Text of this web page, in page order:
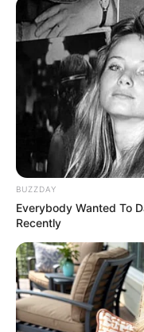
The Bodyguard's
BRAINBERRIES
Arthrologist Begs
This Instead
FORGE BODY
BUZZDAY
Everybody Wanted To
Recently